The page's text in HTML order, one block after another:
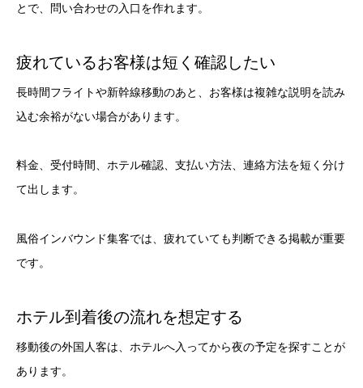
とで、問い合わせの入口を作れます。
疲れているお客様は短く確認したい
長時間フライトや新幹線移動のあと、お客様は複雑な説明を読み
込む余裕がない場合があります。
料金、受付時間、ホテル確認、支払い方法、連絡方法を短く分け
て出します。
風俗インバウンド集客では、疲れていても判断できる掲載が重要
です。
ホテル到着後の流れを想定する
移動後の外国人客は、ホテルへ入ってから夜の予定を探すことが
あります。